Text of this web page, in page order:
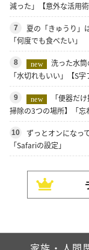
減った」【意外な活用術
7
夏の「きゅうり」
「何度でも食べたい」
8 new
洗った水筒
「水切れもいい」【S字
9 new
「便器だ
掃除の3つの場所】「忘
10
ずっとオンになっ
「Safariの設定」